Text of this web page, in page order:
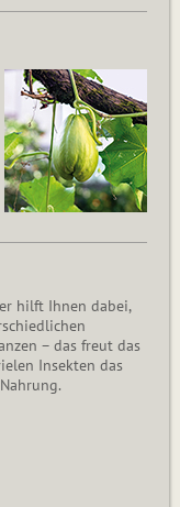
hilft Ihnen dabei,
– das freut das
Insekten das